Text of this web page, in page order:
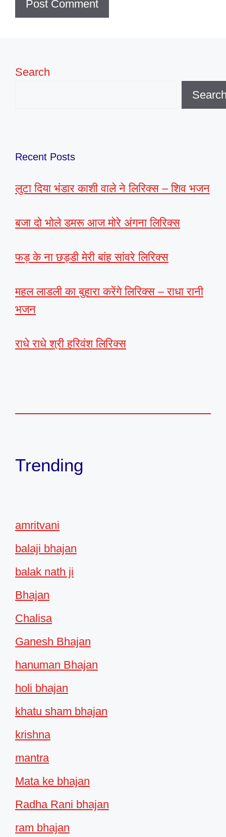
Search
Recent Posts
लुटा दिया भंडार काशी वाले ने लिरिक्स – शिव भजन
बजा दो भोले डमरू आज मोरे अंगना लिरिक्स
फड़ के ना छड्डी मेरी बांह सांवरे लिरिक्स
महल लाडली का बुहारा करेंगे लिरिक्स – राधा रानी
भजन
राधे राधे श्री हरिवंश लिरिक्स
Trending
amritvani
balaji bhajan
balak nath ji
Bhajan
Chalisa
Ganesh Bhajan
hanuman Bhajan
holi bhajan
khatu sham bhajan
krishna
mantra
Mata ke bhajan
Radha Rani bhajan
ram bhajan